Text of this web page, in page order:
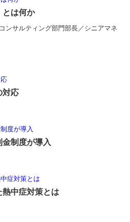
とは何か
ンサルティング部門部長／シニアマネ
対応
制度が導入
中症対策とは